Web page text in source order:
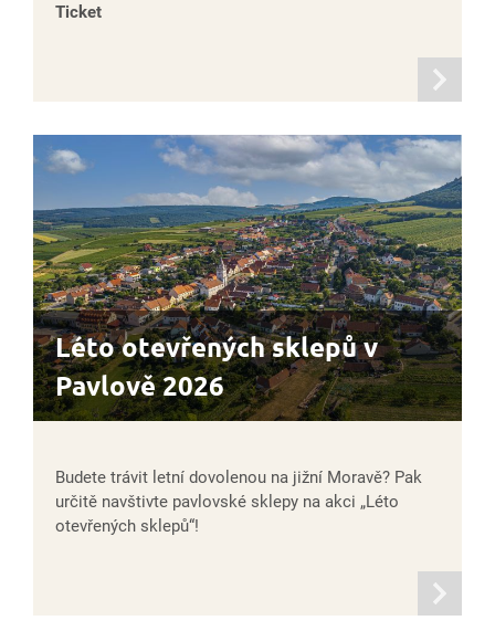
Ticket
Léto otevřených sklepů v
Pavlově 2026
Budete trávit letní dovolenou na jižní Moravě? Pak
určitě navštivte pavlovské sklepy na akci „Léto
otevřených sklepů“!